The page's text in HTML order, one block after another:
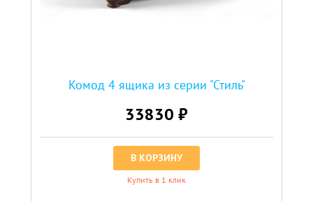
Комод 4 ящика из серии "Стиль"
33830 ₽
В КОРЗИНУ
Купить в 1 клик